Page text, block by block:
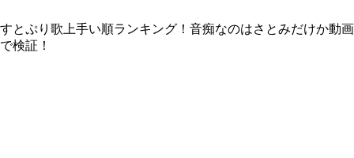
すとぷり歌上手い順ランキング！音痴なのはさとみだけか動画
で検証！